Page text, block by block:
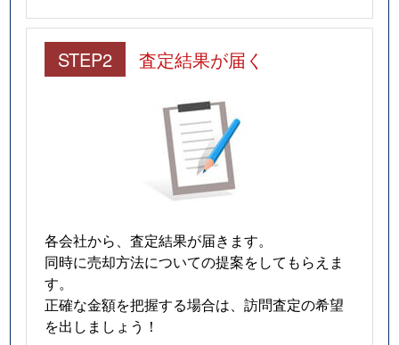
STEP2 査定結果が届く
各会社から、査定結果が届きます。
同時に売却方法についての提案をしてもらえま
す。
正確な金額を把握する場合は、訪問査定の希望
を出しましょう！